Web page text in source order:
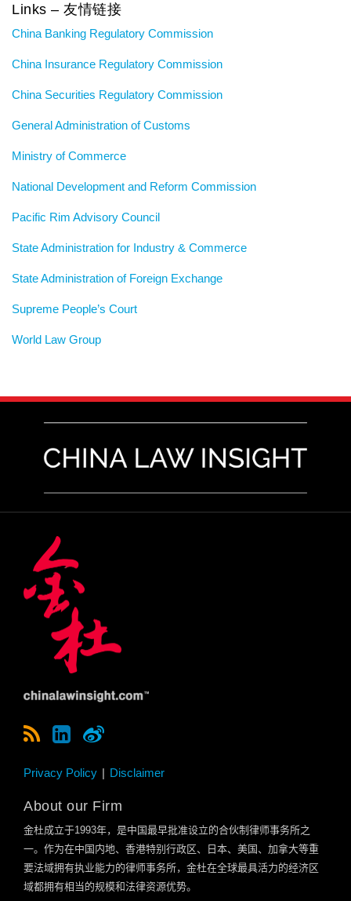
Links – 友情链接
China Banking Regulatory Commission
China Insurance Regulatory Commission
China Securities Regulatory Commission
General Administration of Customs
Ministry of Commerce
National Development and Reform Commission
Pacific Rim Advisory Council
State Administration for Industry & Commerce
State Administration of Foreign Exchange
Supreme People’s Court
World Law Group
Privacy Policy Disclaimer
About our Firm
金杜成立于1993年，是中国最早批准设立的合伙制律师事务所之
一。作为在中国内地、香港特别行政区、日本、美国、加拿大等重
要法域拥有执业能力的律师事务所，金杜在全球最具活力的经济区
域都拥有相当的规模和法律资源优势。